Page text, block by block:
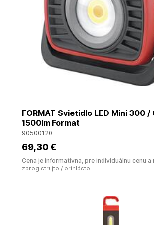
FORMAT Svietidlo LED Mini 300
1500lm Format
90500120
69,30 €
Cena je informatívna, pre individuálnu cenu a
zaregistrujte / prihláste